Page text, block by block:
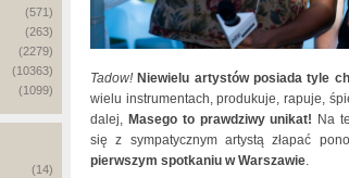
(571)
(263)
(2279)
(10363)
(1099)
(14)
Tadow! Niewielu artystów posiada tyle
wielu instrumentach, produkuje, rapuje,
dalej, Masego to prawdziwy unikat! Na
się z sympatycznym artystą złapać
pierwszym spotkaniu w Warszawie.